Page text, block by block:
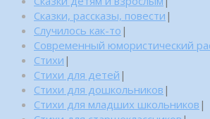
Сказки, рассказы, повести |
Случилось как-то |
Современный юмористический
Стихи |
Стихи для детей |
Стихи для дошкольников |
Стихи для младших школьников |